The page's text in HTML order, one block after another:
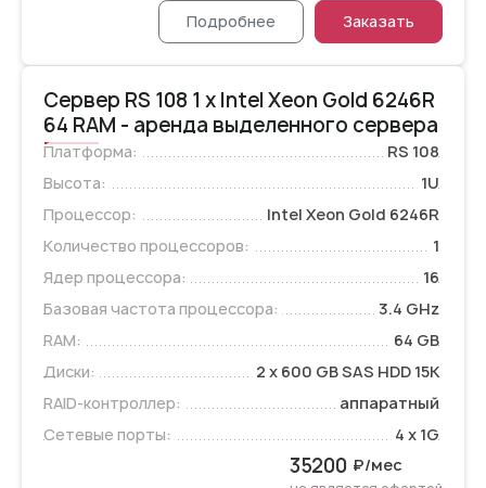
Подробнее Заказать
Сервер RS 108 1 x Intel Xeon Gold 6246R
64 RAM - аренда выделенного сервера
Платформа:
RS 108
Высота:
1U
Процессор:
Intel Xeon Gold 6246R
Количество процессоров:
1
Ядер процессора:
16
Базовая частота процессора:
3.4 GHz
RAM:
64 GB
Диски:
2 x 600 GB SAS HDD 15K
RAID-контроллер:
аппаратный
Сетевые порты:
4 x 1G
35200 ₽/мес